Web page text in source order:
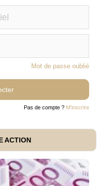
Mot de passe oublié
Pas de compte ? M'inscrire
ACTION